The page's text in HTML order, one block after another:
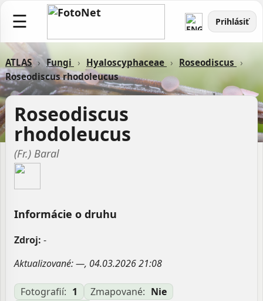
☰ Prihlásiť
ATLAS › Fungi › Hyaloscyphaceae › Roseodiscus ›
Roseodiscus rhodoleucus
Roseodiscus
rhodoleucus
(Fr.) Baral
Informácie o druhu
Zdroj: -
Aktualizované: —, 04.03.2026 21:08
Fotografií: 1 Zmapované: Nie